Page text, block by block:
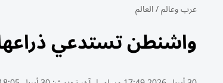
عرب وعالم/العالم
واشنطن تستدعي